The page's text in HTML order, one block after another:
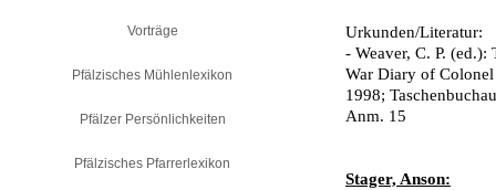
Urkunden/Literatur:
- Weaver, C. P.
War Diary of Colonel
1998;
Anm. 15
Stager, Anson:
Vorträge
Pfälzisches Mühlenlexikon
Pfälzer Persönlichkeiten
Pfälzisches Pfarrerlexikon